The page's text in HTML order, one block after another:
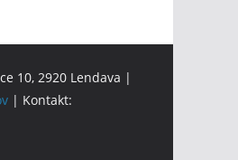
10, 2920 Lendava |
| Kontakt: